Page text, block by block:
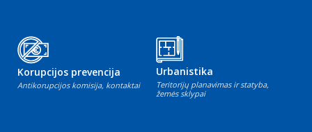
Korupcijos prevencija
Antikorupcijos komisija, kontaktai
Urbanistika
Teritorijų planavimas ir statyba,
žemės sklypai